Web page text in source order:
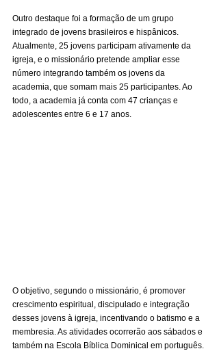
Outro destaque foi a formação de um grupo
integrado de jovens brasileiros e hispânicos.
Atualmente, 25 jovens participam ativamente da
igreja, e o missionário pretende ampliar esse
número integrando também os jovens da
academia, que somam mais 25 participantes. Ao
todo, a academia já conta com 47 crianças e
adolescentes entre 6 e 17 anos.
O objetivo, segundo o missionário, é promover
crescimento espiritual, discipulado e integração
desses jovens à igreja, incentivando o batismo e a
membresia. As atividades ocorrerão aos sábados e
também na Escola Bíblica Dominical em português.